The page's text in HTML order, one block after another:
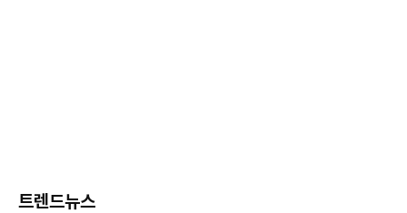
트렌드뉴스